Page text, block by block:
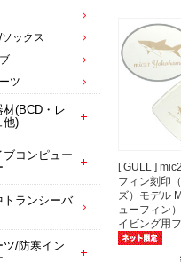
[ GULL ]
フィン刻印
ズ）モデル
ューフィン
イビング用
ックス
ツ
材(BCD・レ
他)
ブコンピュー
トランシーバ
ツ/防寒イン